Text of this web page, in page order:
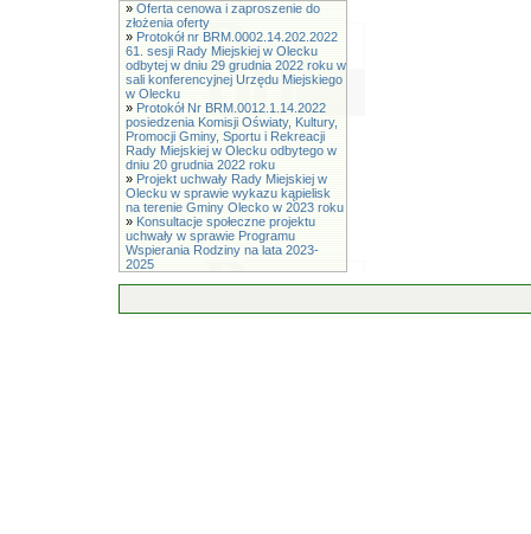
» Oferta cenowa i zaproszenie do
złożenia oferty
» Protokół nr BRM.0002.14.202.2022
61. sesji Rady Miejskiej w Olecku
odbytej w dniu 29 grudnia 2022 roku w
sali konferencyjnej Urzędu Miejskiego
w Olecku
» Protokół Nr BRM.0012.1.14.2022
posiedzenia Komisji Oświaty, Kultury,
Promocji Gminy, Sportu i Rekreacji
Rady Miejskiej w Olecku odbytego w
dniu 20 grudnia 2022 roku
» Projekt uchwały Rady Miejskiej w
Olecku w sprawie wykazu kąpielisk
na terenie Gminy Olecko w 2023 roku
» Konsultacje społeczne projektu
uchwały w sprawie Programu
Wspierania Rodziny na lata 2023-
2025